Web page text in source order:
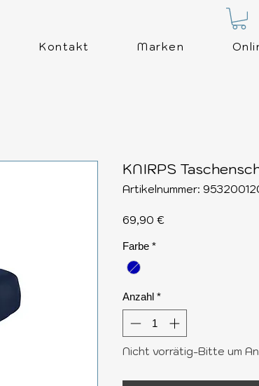
Kontakt Marken
KNIRPS
Artikelnummer:
69,90 €Preis
Farbe *
Anzahl *
Nicht vorrätig-Bitte um